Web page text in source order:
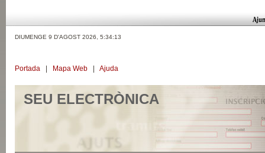
DIUMENGE 9 D'AGOST 2026, 5:34:13
Portada Mapa Web Ajuda
SEU ELECTRÒNICA